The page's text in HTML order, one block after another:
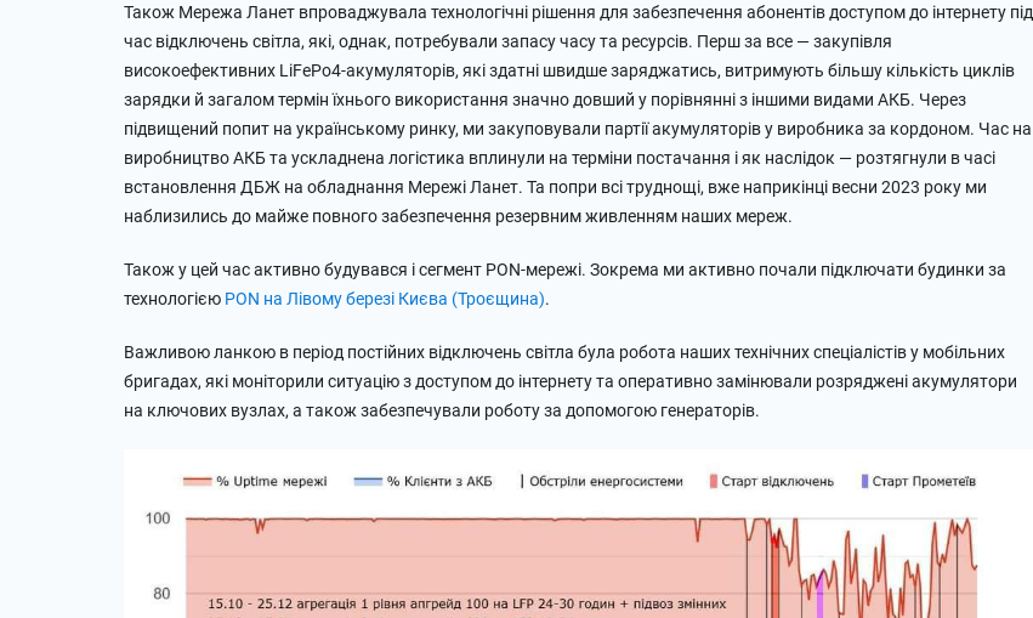
Також Мережа Ланет впроваджувала технологічні рішення для забезпечення абонентів доступом до інтернету під
час відключень світла, які, однак, потребували запасу часу та ресурсів. Перш за все — закупівля
високоефективних LiFePo4-акумуляторів, які здатні швидше заряджатись, витримують більшу кількість циклів
зарядки й загалом термін їхнього використання значно довший у порівнянні з іншими видами АКБ. Через
підвищений попит на українському ринку, ми закуповували партії акумуляторів у виробника за кордоном. Час на
виробництво АКБ та ускладнена логістика вплинули на терміни постачання і як наслідок — розтягнули в часі
встановлення ДБЖ на обладнання Мережі Ланет. Та попри всі труднощі, вже наприкінці весни 2023 року ми
наблизились до майже повного забезпечення резервним живленням наших мереж.
Також у цей час активно будувався і сегмент PON-мережі. Зокрема ми активно почали підключати будинки за
технологією PON на Лівому березі Києва (Троєщина).
Важливою ланкою в період постійних відключень світла була робота наших технічних спеціалістів у мобільних
бригадах, які моніторили ситуацію з доступом до інтернету та оперативно замінювали розряджені акумулятори
на ключових вузлах, а також забезпечували роботу за допомогою генераторів.